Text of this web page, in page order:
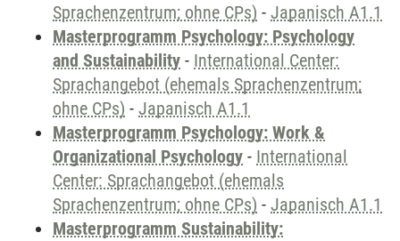
Sprachenzentrum; ohne CPs) - Japanisch A1.1
Masterprogramm Psychology: Psychology
and Sustainability - International Center:
Sprachangebot (ehemals Sprachenzentrum;
ohne CPs) - Japanisch A1.1
Masterprogramm Psychology: Work &
Organizational Psychology - International
Center: Sprachangebot (ehemals
Sprachenzentrum; ohne CPs) - Japanisch A1.1
Masterprogramm Sustainability: